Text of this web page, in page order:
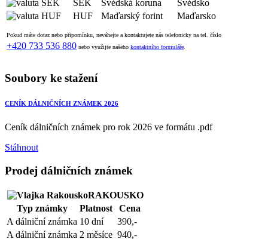
SEK
Švédská koruna
Švédsko
HUF
Maďarský forint Maďarsko
Pokud máte dotaz nebo připomínku, neváhejte a kontaktujete nás telefonicky na tel. číslo
+420 733 536 880 nebo využijte našeho kontaktního formuláře
Soubory ke stažení
CENÍK DÁLNIČNÍCH ZNÁMEK 2026
Ceník dálničních známek pro rok 2026 ve formátu .pdf
Stáhnout
Prodej dálničních známek
RAKOUSKO
Typ známky
Platnost
Cena
A dálniční známka 10 dní
390,-
A dálniční známka 2 měsíce 940,-